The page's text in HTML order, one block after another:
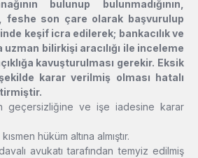
bulunup bulunmadığının,
feshe son çare olarak başvurulup
keşif icra edilerek; bankacılık ve
bilirkişi aracılığı ile inceleme
kavuşturulması gerekir. Eksik
karar verilmiş olması hatalı
geçersizliğine ve işe iadesine karar
hüküm altına almıştır.
avukatı tarafından temyiz edilmiş